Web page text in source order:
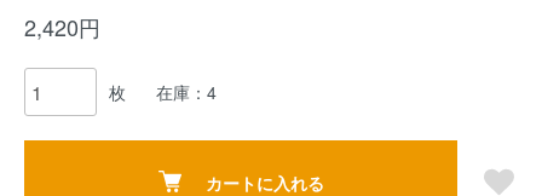
2,420円
枚 在庫：4
カートに入れる